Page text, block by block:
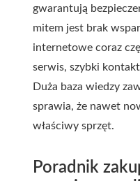
gwarantują
mitem jest brak
internetowe coraz
serwis, szybki
Duża baza wiedzy
sprawia, że nawet
właściwy sprzęt.
Poradnik